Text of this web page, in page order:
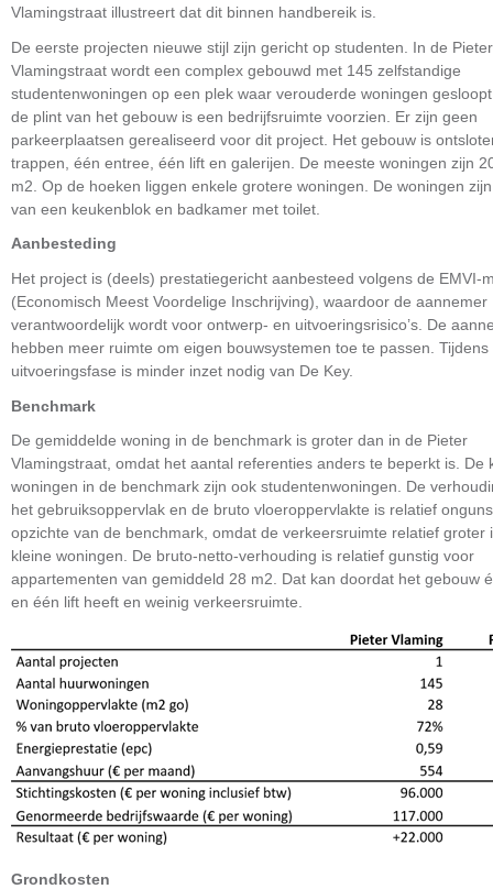
Vlamingstraat illustreert dat dit binnen handbereik is.
De eerste projecten nieuwe stijl zijn gericht op studenten. In de Pieter
Vlamingstraat wordt een complex gebouwd met 145 zelfstandige
studentenwoningen op een plek waar verouderde woningen
de plint van het gebouw is een bedrijfsruimte voorzien. Er zijn geen
parkeerplaatsen gerealiseerd voor dit project. Het gebouw is
trappen, één entree, één lift en galerijen. De meeste woningen zijn
m2. Op de hoeken liggen enkele grotere woningen. De woningen
van een keukenblok en badkamer met toilet.
Aanbesteding
Het project is (deels) prestatiegericht aanbesteed volgens de EMVI-
(Economisch Meest Voordelige Inschrijving), waardoor de aannemer
verantwoordelijk wordt voor ontwerp- en uitvoeringsrisico’s. De
hebben meer ruimte om eigen bouwsystemen toe te passen. Tijdens
uitvoeringsfase is minder inzet nodig van De Key.
Benchmark
De gemiddelde woning in de benchmark is groter dan in de Pieter
Vlamingstraat, omdat het aantal referenties anders te beperkt is. De
woningen in de benchmark zijn ook studentenwoningen. De
het gebruiksoppervlak en de bruto vloeroppervlakte is relatief
opzichte van de benchmark, omdat de verkeersruimte relatief groter
kleine woningen. De bruto-netto-verhouding is relatief gunstig voor
appartementen van gemiddeld 28 m2. Dat kan doordat het gebouw
en één lift heeft en weinig verkeersruimte.
Grondkosten